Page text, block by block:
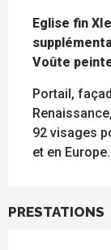
Eglise fin
Voûte
Portail,
92 visages
et en Europe.
PRESTATIONS